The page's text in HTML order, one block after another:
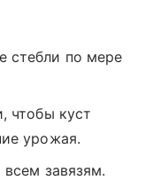
стебли по мере
чтобы куст
урожая.
всем завязям.